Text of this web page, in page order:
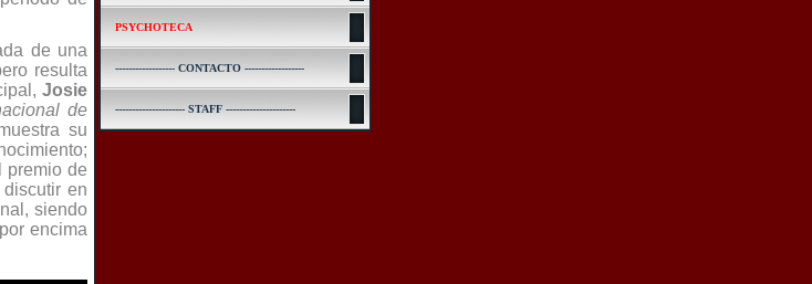
de una
resulta
Josie
de
su
premio de
en
siendo
encima
PSYCHOTECA
------------------ CONTACTO ------------------
--------------------- STAFF ---------------------